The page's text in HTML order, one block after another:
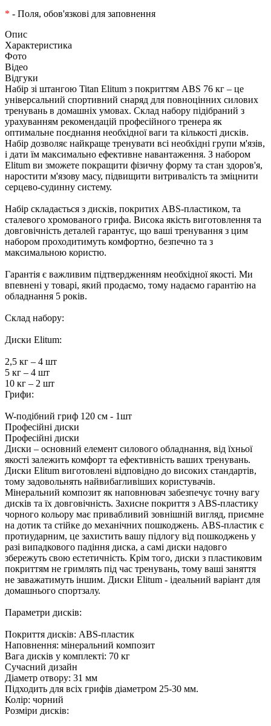
* - Поля, обов'язкові для заповнення
Опис
Характеристика
Фото
Відео
Відгуки
Набір зі штангою Titan Elitum з покриттям ABS 76 кг – це
універсальний спортивний снаряд для повноцінних силових
тренувань в домашніх умовах. Склад набору підібраний з
урахуванням рекомендацій професійного тренера як
оптимальне поєднання необхідної ваги та кількості дисків.
Набір дозволяє найкраще тренувати всі необхідні групи м'язів,
і дати їм максимально ефективне навантаження. З набором
Elitum ви зможете покращити фізичну форму та стан здоров'я,
наростити м'язову масу, підвищити витривалість та зміцнити
серцево-судинну систему.
Набір складається з дисків, покритих ABS-пластиком, та
сталевого хромованого грифа. Висока якість виготовлення та
довговічність деталей гарантує, що ваші тренування з цим
набором проходитимуть комфортно, безпечно та з
максимальною користю.
Гарантія є важливим підтвердженням необхідної якості. Ми
впевнені у товарі, який продаємо, тому надаємо гарантію на
обладнання 5 років.
Склад набору:
Диски Elitum:
2,5 кг – 4 шт
5 кг – 4 шт
10 кг – 2 шт
Грифи:
W-подібний гриф 120 см - 1шт
Професійні диски
Професійні диски
Диски – основний елемент силового обладнання, від їхньої
якості залежить комфорт та ефективність ваших тренувань.
Диски Elitum виготовлені відповідно до високих стандартів,
тому задовольнять найвибагливіших користувачів.
Мінеральний композит як наповнювач забезпечує точну вагу
дисків та їх довговічність. Захисне покриття з ABS-пластику
чорного кольору має привабливий зовнішній вигляд, приємне
на дотик та стійке до механічних пошкоджень. ABS-пластик є
протиударним, це захистить вашу підлогу від пошкоджень у
разі випадкового падіння диска, а самі диски надовго
збережуть свою естетичність. Крім того, диски з пластиковим
покриттям не гримлять під час тренувань, тому ваші заняття
не заважатимуть іншим. Диски Elitum - ідеальний варіант для
домашнього спортзалу.
Параметри дисків:
Покриття дисків: ABS-пластик
Наповнення: мінеральний композит
Вага дисків у комплекті: 70 кг
Сучасний дизайн
Діаметр отвору: 31 мм
Підходить для всіх грифів діаметром 25-30 мм.
Колір: чорний
Розміри дисків: